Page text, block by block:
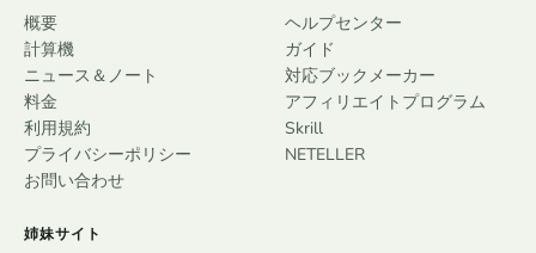
概要
計算機
ニュース＆ノート
料金
利用規約
プライバシーポリシー
お問い合わせ
ヘルプセンター
ガイド
対応ブックメーカー
アフィリエイトプログラム
Skrill
NETELLER
姉妹サイト